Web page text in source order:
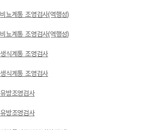
비뇨계통 조영검사(역행성)
비뇨계통 조영검사(역행성)
생식계통 조영검사
생식계통 조영검사
유방조영검사
유방조영검사